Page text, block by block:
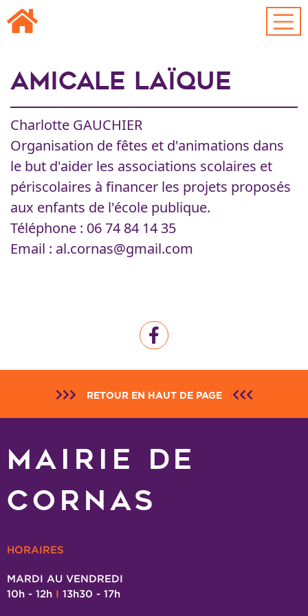
Passer au contenu principal
Amicale Laïque
Charlotte GAUCHIER
Organisation de fêtes et d'animations dans
le but d'aider les associations scolaires et
périscolaires à financer les projets proposés
aux enfants de l'école publique.
Téléphone : 06 74 84 14 35
Email : al.cornas@gmail.com
RETOUR EN HAUT DE PAGE
MAIRIE DE
CORNAS
HORAIRES
MARDI AU VENDREDI
10h - 12h I 13h30 - 17h